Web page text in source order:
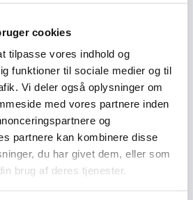
cookies
tilpasse vores indhold og
funktioner til sociale medier og til
Vi deler også oplysninger om
med vores partnere inden
og
partnere kan kombinere disse
du har givet dem, eller som
brug af deres tjenester.
krav til et dansk globalt
afgørende for social, og
målene skal gennemføres, er
som ikke kun sikrer fakta
kommer bagom og viser det
i kød og blod. Fortællingen om
indianerne i Bolivia sætter
indenfor
med vores partner Prodeco vil
og skabe forståelse for hvilke